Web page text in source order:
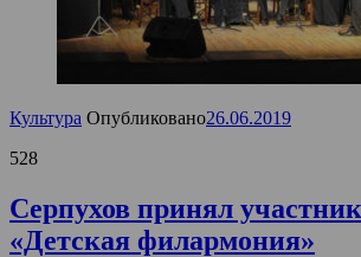
Культура Опубликовано26.06.2019
528
Серпухов принял
«Детская филармония»